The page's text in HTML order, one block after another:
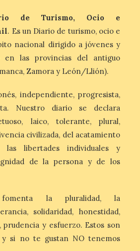
de
Granja ante
medida afecta a los
nocturnos
Fuente Baños de
previstos para los
15 y 22 de agosto,
extraordinario del
agua en el estanque
con el
campeones
banderas
de Turismo, Ocio e
. Es un Diario de turismo, ocio e
nacional dirigido a jóvenes y
en las provincias del antiguo
Zamora y León/Llión).
independiente, progresista,
Nuestro diario se declara
laico, tolerante, plural,
civilizada, del acatamiento
libertades individuales y
de la persona y de los
fomenta la pluralidad, la
solidaridad, honestidad,
prudencia y esfuerzo. Estos son
y si no te gustan NO tenemos